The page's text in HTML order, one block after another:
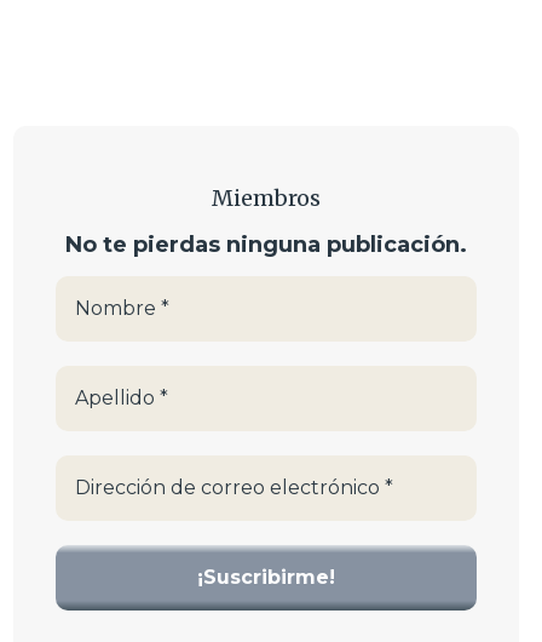
Miembros
No te pierdas ninguna publicación.